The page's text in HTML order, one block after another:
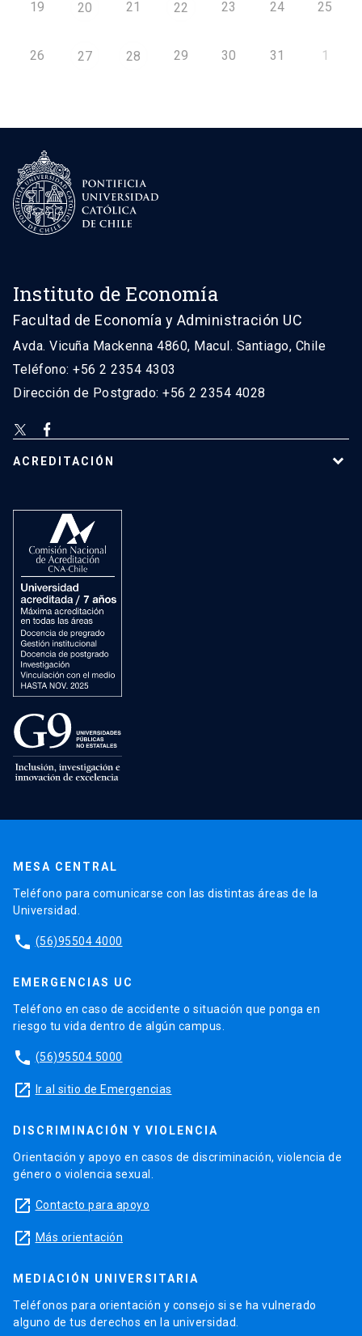
19 20 21 22 23 24 25
26 27 28 29 30 31 1
Instituto de Economía
Facultad de Economía y Administración UC
Avda. Vicuña Mackenna 4860, Macul. Santiago, Chile
Teléfono: +56 2 2354 4303
Dirección de Postgrado: +56 2 2354 4028
ACREDITACIÓN
MESA CENTRAL
Teléfono para comunicarse con las distintas áreas de la
Universidad.
phone (56)95504 4000
EMERGENCIAS UC
Teléfono en caso de accidente o situación que ponga en
riesgo tu vida dentro de algún campus.
phone (56)95504 5000
launch Ir al sitio de Emergencias
DISCRIMINACIÓN Y VIOLENCIA
Orientación y apoyo en casos de discriminación, violencia de
género o violencia sexual.
launch Contacto para apoyo
launch Más orientación
MEDIACIÓN UNIVERSITARIA
Teléfonos para orientación y consejo si se ha vulnerado
alguno de tus derechos en la universidad.